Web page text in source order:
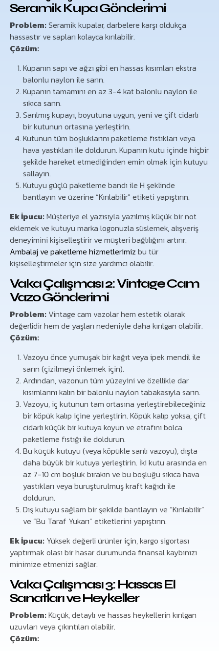
Seramik Kupa Gönderimi
Problem:Seramik kupalar, darbelere karşı oldukça
hassastır ve sapları kolayca kırılabilir.
Çözüm:
Kupanın sapı ve ağzı gibi en hassas kısımları ekstra
balonlu naylon ile sarın.
Kupanın tamamını en az 3-4 kat balonlu naylon ile
sıkıca sarın.
Sarılmış kupayı, boyutuna uygun, yeni ve çift cidarlı
bir kutunun ortasına yerleştirin.
Kutunun tüm boşluklarını paketleme fıstıkları veya
hava yastıkları ile doldurun. Kupanın kutu içinde hiçbir
şekilde hareket etmediğinden emin olmak için kutuyu
sallayın.
Kutuyu güçlü paketleme bandı ile H şeklinde
bantlayın ve üzerine “Kırılabilir” etiketi yapıştırın.
Ek İpucu:Müşteriye el yazısıyla yazılmış küçük bir not
eklemek ve kutuyu marka logonuzla süslemek, alışveriş
deneyimini kişiselleştirir ve müşteri bağlılığını artırır.
Ambalaj ve paketleme hizmetlerimiz bu tür
kişiselleştirmeler için size yardımcı olabilir.
Vaka Çalışması 2: Vintage Cam
Vazo Gönderimi
Problem: Vintage cam vazolar hem estetik olarak
değerlidir hem de yaşları nedeniyle daha kırılgan olabilir.
Çözüm:
Vazoyu önce yumuşak bir kağıt veya ipek mendil ile
sarın (çizilmeyi önlemek için).
Ardından, vazonun tüm yüzeyini ve özellikle dar
kısımlarını kalın bir balonlu naylon tabakasıyla sarın.
Vazoyu, iç kutunun tam ortasına yerleştirebileceğiniz
bir köpük kalıp içine yerleştirin. Köpük kalıp yoksa, çift
cidarlı küçük bir kutuya koyun ve etrafını bolca
paketleme fıstığı ile doldurun.
Bu küçük kutuyu (veya köpükle sarılı vazoyu), dışta
daha büyük bir kutuya yerleştirin. İki kutu arasında en
az 7-10 cm boşluk bırakın ve bu boşluğu sıkıca hava
yastıkları veya buruşturulmuş kraft kağıdı ile
doldurun.
Dış kutuyu sağlam bir şekilde bantlayın ve “Kırılabilir”
ve “Bu Taraf Yukarı” etiketlerini yapıştırın.
Ek İpucu: Yüksek değerli ürünler için, kargo sigortası
yaptırmak olası bir hasar durumunda finansal kaybınızı
minimize etmenizi sağlar.
Vaka Çalışması 3: Hassas El
Sanatları ve Heykeller
Problem:Küçük, detaylı ve hassas heykellerin kırılgan
uzuvları veya çıkıntıları olabilir.
Çözüm: